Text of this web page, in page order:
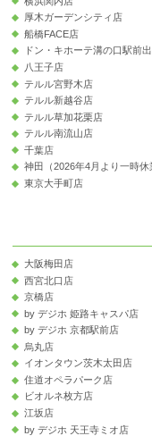
厚木ガーデンシティ店
船橋FACE店
ドン・キホーテ溝の口駅前
八王子店
テルル宮野木店
テルル新越谷店
テルル草加花栗店
テルル南流山店
千葉店
神田（2026年4月より一時休
東京大手町店
大阪梅田店
西宮北口店
京橋店
by デジホ 姫路キャスパ店
by デジホ 京都駅前店
烏丸店
イオンタウン茨木太田店
住道オペラパーク店
ビオルネ枚方店
江坂店
by デジホ 天王寺ミオ店